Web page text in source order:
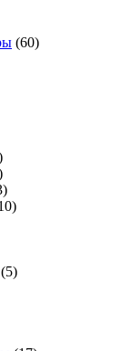
(60)
(5)